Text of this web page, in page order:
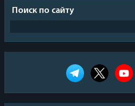
Поиск по сайту